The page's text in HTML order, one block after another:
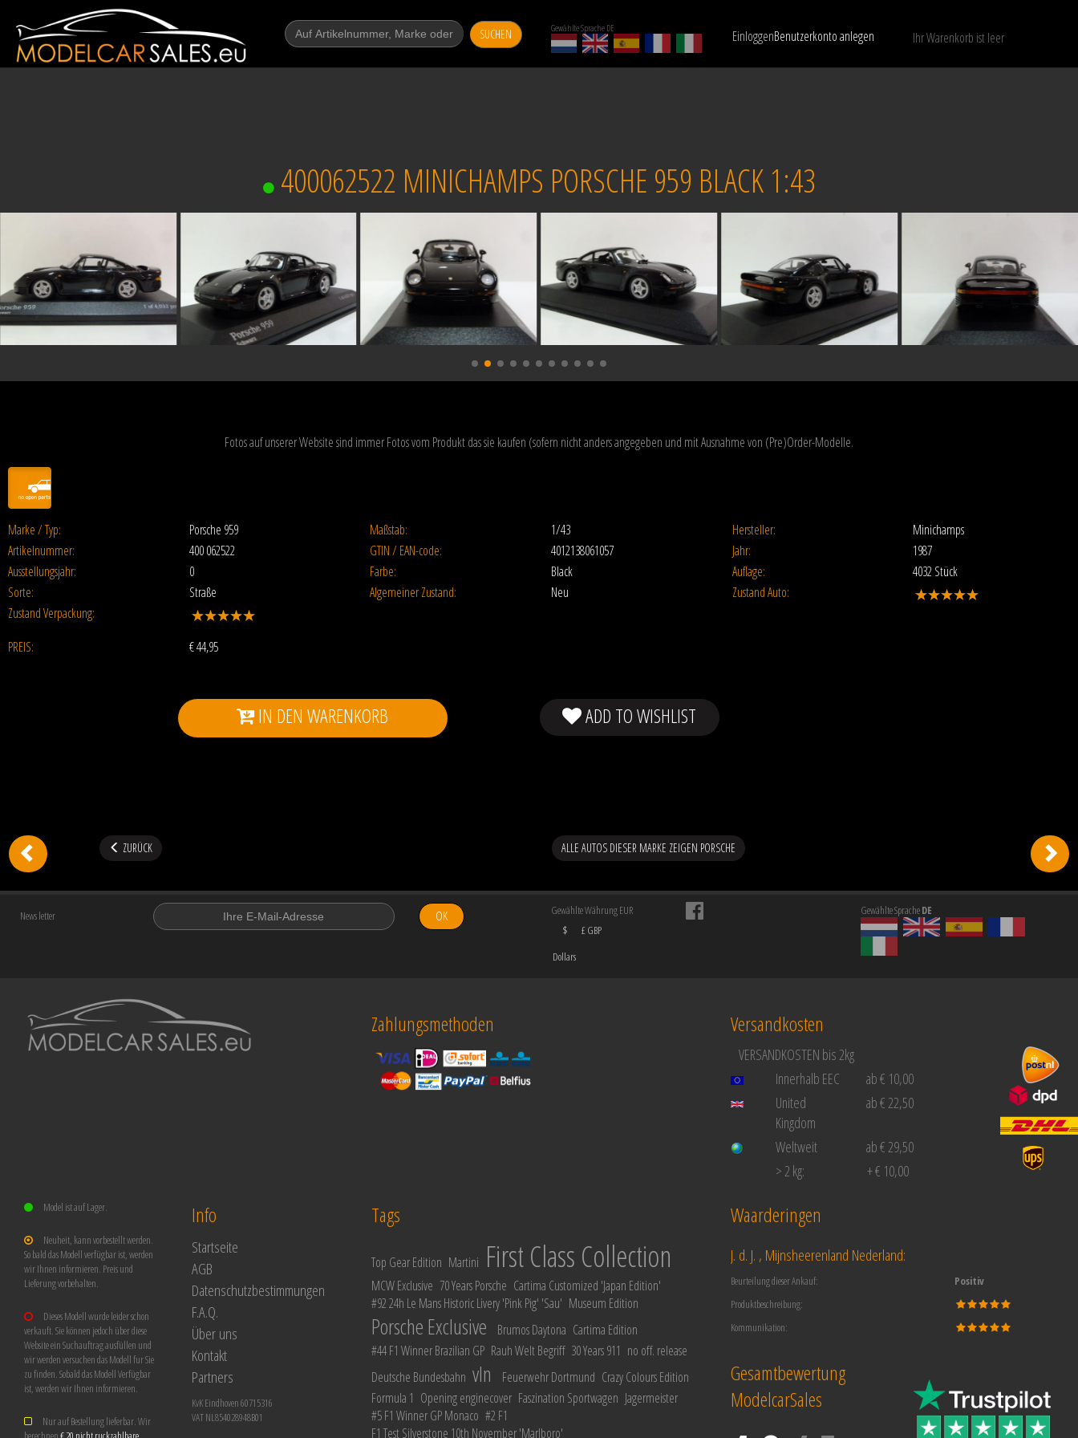
SUCHEN Gewählte Sprache DE EinloggenBenutzerkonto anlegen Ihr Warenkorb ist leer
Nur verfügbare Modelle anzeigen LÖSCHEN
400062522 MINICHAMPS PORSCHE 959 BLACK 1:43
Fotos auf unserer Website sind immer Fotos vom Produkt das sie kaufen (sofern nicht anders angegeben und mit Ausnahme von (Pre)Order-Modelle.
Marke / Typ: Porsche 959 Maßstab: 1/43 Hersteller:
Minichamps
Artikelnummer:
400 062522 GTIN / EAN-code: 4012138061057 Jahr:
1987
Ausstellungsjahr:
0 Farbe: Black Auflage:
4032 Stück
Sorte:
Straße Algemeiner Zustand: Neu
Zustand Auto:
Zustand Verpackung:
PREIS:
€44,95
IN DEN WARENKORB ADD TO WISHLIST
ZURÜCK ALLE AUTOS DIESER MARKE ZEIGEN PORSCHE
News letter OK
Gewählte Währung EUR
$
Dollars
£ GBP
Gewählte SpracheDE
Zahlungsmethoden Versandkosten
VERSANDKOSTEN bis 2kg
Innerhalb EEC
ab € 10,00
United
Kingdom
ab € 22,50
Weltweit
ab € 29,50
> 2 kg:
+ € 10,00
Model ist auf Lager.
Neuheit, kann vorbestellt werden.
So bald das Modell verfügbar ist, werden
wir Ihnen informieren. Preis und
Lieferung vorbehalten.
Dieses Modell wurde leider schon
verkauft. Sie können jedoch über diese
Website ein Suchauftrag ausfüllen und
wir werden versuchen das Modell fur Sie
zu finden. Sobald das Modell Verfügbar
ist, werden wir Ihnen informieren.
Nur auf Bestellung lieferbar. Wir
Info
Startseite
AGB
Datenschutzbestimmungen
F.A.Q.
Über uns
Kontakt
Partners
KvK Eindhoven 60715316
VAT NL854028948B01
Tags
Top Gear Edition Martini First Class Collection
MCW Exclusive 70 Years Porsche Cartima Customized 'Japan Edition'
#92 24h Le Mans Historic Livery 'Pink Pig' 'Sau' Museum Edition
Porsche Exclusive Brumos Daytona Cartima Edition
#44 F1 Winner Brazilian GP Rauh Welt Begriff 30 Years 911 no off. release
Deutsche Bundesbahn vln Feuerwehr Dortmund Crazy Colours Edition
Formula 1 Opening enginecover Faszination Sportwagen Jagermeister
#5 F1 Winner GP Monaco #2 F1
F1 Test Silverstone 10th November 'Marlboro'
Waarderingen
J. d. J. , Mijnsheerenland Nederland:
Beurteilung dieser Ankauf:
Positiv
Produktbeschreibung:
Kommunikation:
Gesamtbewertung
ModelcarSales